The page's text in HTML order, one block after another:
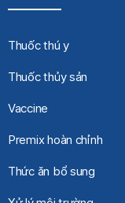
Thuốc thú y
Thuốc thủy sản
Vaccine
Premix hoàn chỉnh
Thức ăn bổ sung